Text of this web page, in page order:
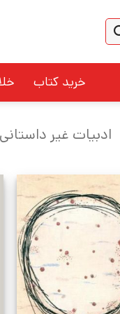
خرید کتاب
ادبیات غیر داستانی